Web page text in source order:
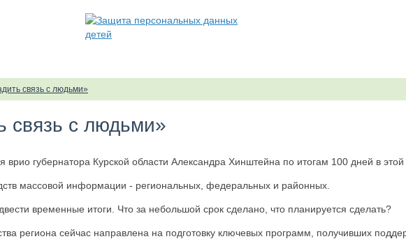
связь с людьми»
связь с людьми»
губернатора Курской области Александра Хинштейна по итогам 100 дней в этой
массовой информации - региональных, федеральных и районных.
временные итоги. Что за небольшой срок сделано, что планируется сделать?
региона сейчас направлена на подготовку ключевых программ, получивших